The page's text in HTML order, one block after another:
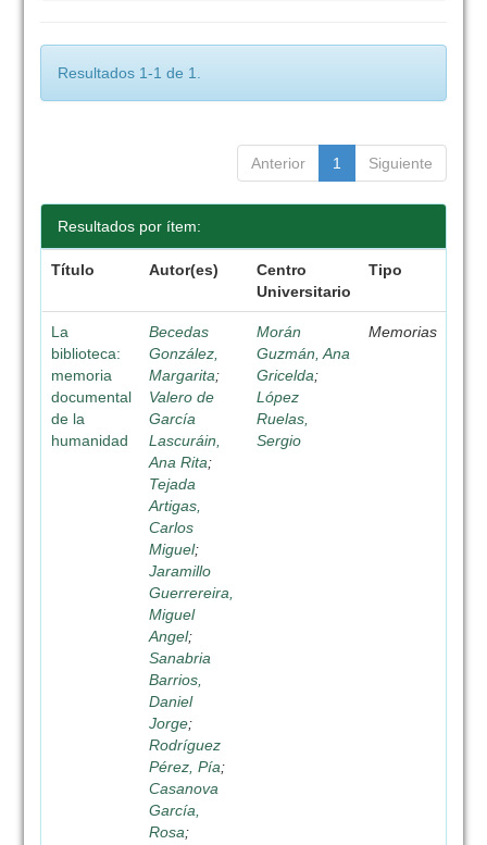
Resultados 1-1 de 1.
Anterior 1 Siguiente
Resultados por ítem:
Título Autor(es)
Centro
Universitario
Tipo
La
biblioteca:
memoria
documental
de la
humanidad
Becedas
González,
Margarita;
Valero de
García
Lascuráin,
Ana Rita;
Tejada
Artigas,
Carlos
Miguel;
Jaramillo
Guerrereira,
Miguel
Angel;
Sanabria
Barrios,
Daniel
Jorge;
Rodríguez
Pérez, Pía;
Casanova
García,
Rosa;
Morán
Guzmán, Ana
Gricelda;
López
Ruelas,
Sergio
Memorias